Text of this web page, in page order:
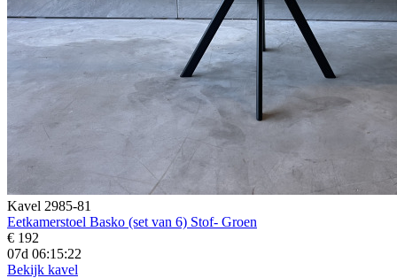
Kavel 2985-81
Eetkamerstoel Basko (set van 6) Stof- Groen
€ 192
07d 06:15:21
Bekijk kavel